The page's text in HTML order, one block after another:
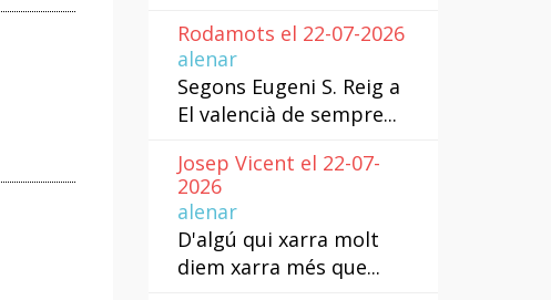
Rodamots el 22-07-2026
alenar
Segons Eugeni S. Reig a
El valencià de sempre...
Josep Vicent el 22-07-
2026
alenar
D'algú qui xarra molt
diem xarra més que...